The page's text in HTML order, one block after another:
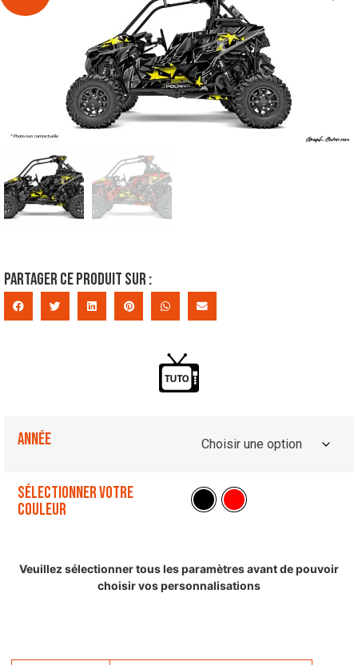
Partager ce produit sur :
Année
Sélectionner votre
couleur
Veuillez sélectionner tous les paramètres avant de pouvoir
choisir vos personnalisations